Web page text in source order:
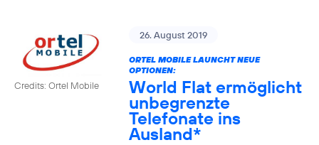
Credits: Ortel Mobile
26. August 2019
ORTEL MOBILE LAUNCHT NEUE
OPTIONEN:
World Flat ermöglicht
unbegrenzte
Telefonate ins
Ausland*